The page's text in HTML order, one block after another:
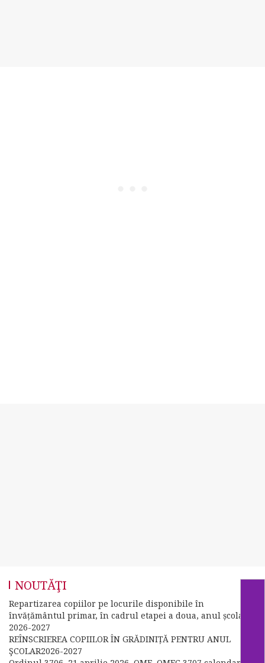
NOUTĂŢI
Repartizarea copiilor pe locurile disponibile în
învățământul primar, în cadrul etapei a doua, anul școlar
2026-2027
REÎNSCRIEREA COPIILOR ÎN GRĂDINIȚĂ PENTRU ANUL
ŞCOLAR2026-2027